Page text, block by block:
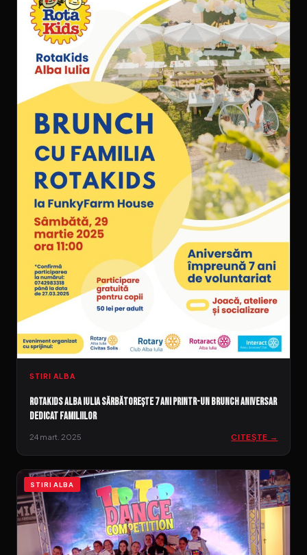
STIRI ALBA
RotaKids Alba Iulia sărbătorește 7 ani printr-un brunch aniversar
dedicat familiilor
24 mart. 2025 CITEȘTE →
STIRI ALBA